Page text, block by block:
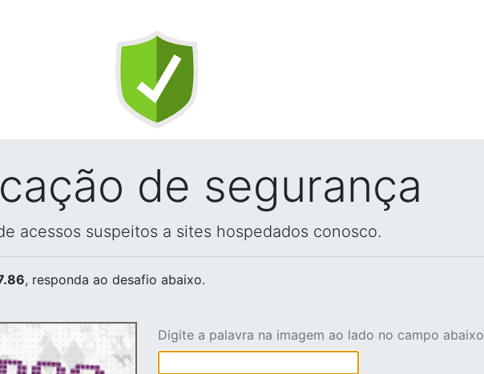
de segurança
acessos suspeitos a sites hospedados conosco.
, responda ao desafio abaixo.
Digite a palavra na imagem ao lado no campo abaixo